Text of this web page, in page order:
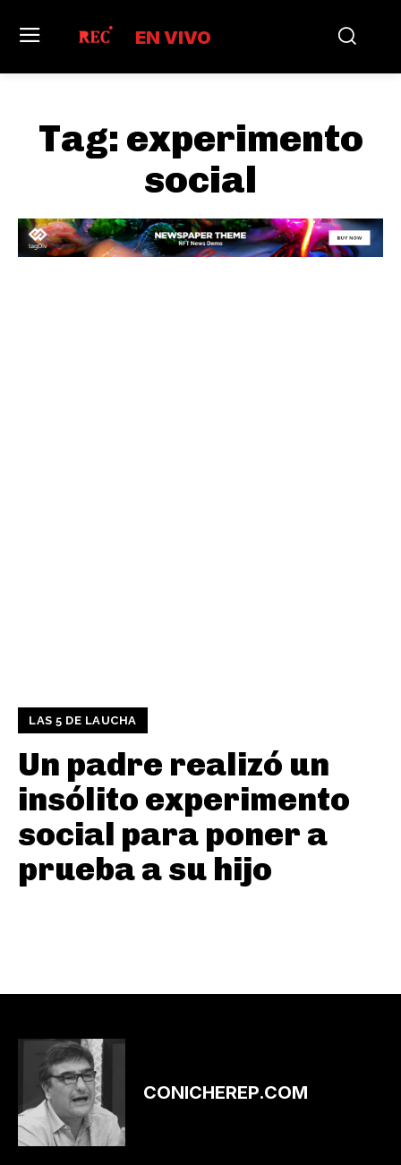
EN VIVO
Tag: experimento
social
LAS 5 DE LAUCHA
Un padre realizó un
insólito experimento
social para poner a
prueba a su hijo
CONICHEREP.COM